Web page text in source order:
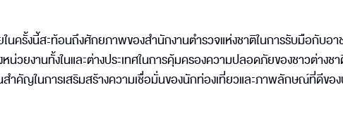
นครั้งนี้สะท้อนถึงศักยภาพของสำนักงานตำรวจแห่งชาติในการรับมือกับอ
น่วยงานทั้งในและต่างประเทศในการคุ้มครองความปลอดภัยของชาวต่างชา
สำคัญในการเสริมสร้างความเชื่อมั่นของนักท่องเที่ยวและภาพลักษณ์ที่ดีของ